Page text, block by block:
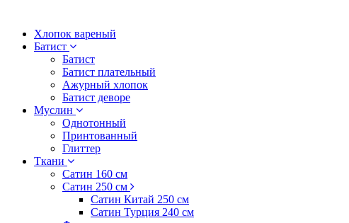
Хлопок вареный
Батист
Батист
Батист плательный
Ажурный хлопок
Батист деворе
Муслин
Однотонный
Принтованный
Глиттер
Ткани
Сатин 160 см
Сатин 250 см
Сатин Китай 250 см
Сатин Турция 240 см